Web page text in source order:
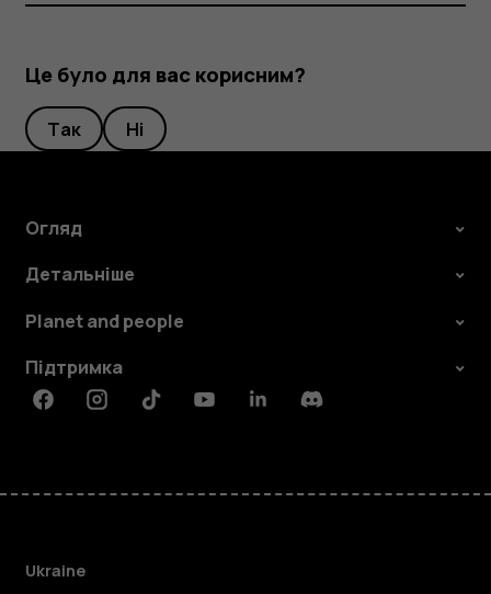
Це було для вас корисним?
Так Ні
Огляд
Детальніше
Planet and people
Підтримка
FacebookInstagramTiktokYoutubeLinkedinDiscord
Ukraine